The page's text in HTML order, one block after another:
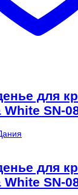
для
SN-
для
SN-